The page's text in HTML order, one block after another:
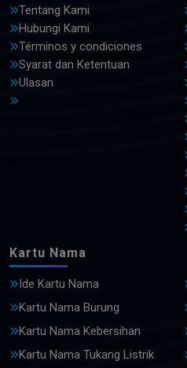
Tentang Kami
Hubungi Kami
Términos y condiciones
Syarat dan Ketentuan
Ulasan
Kartu Nama
Ide Kartu Nama
Kartu Nama Burung
Kartu Nama Kebersihan
Kartu Nama Tukang Listrik